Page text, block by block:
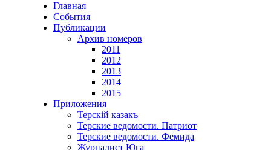
Главная
События
Публикации
Архив номеров
2011
2012
2013
2014
2015
Приложения
Терскiй казакъ
Терские ведомости. Патриот
Терские ведомости. Фемида
Журналист Юга